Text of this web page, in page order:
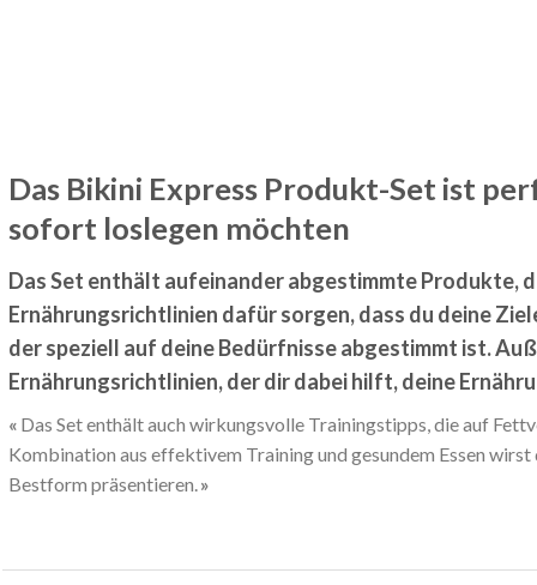
Das Bikini Express Produkt-Set ist
sofort loslegen möchten
Das Set enthält aufeinander abgestimmte Produkte,
Ernährungsrichtlinien dafür sorgen, dass du deine
der speziell auf deine Bedürfnisse abgestimmt ist.
Ernährungsrichtlinien, der dir dabei hilft, deine
Das Set enthält auch wirkungsvolle Trainingstipps, die auf
Kombination aus effektivem Training und gesundem Essen
Bestform präsentieren.